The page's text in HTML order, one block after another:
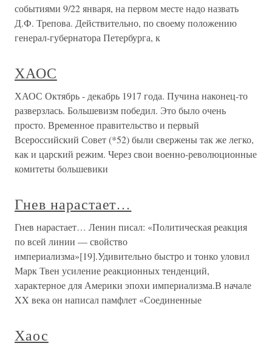
событиями 9/22 января, на первом месте надо назвать
Д.Ф. Трепова. Действительно, по своему положению
генерал-губернатора Петербурга, к
ХАОС
ХАОС Октябрь - декабрь 1917 года. Пучина наконец-то
разверзлась. Большевизм победил. Это было очень
просто. Временное правительство и первый
Всероссийский Совет (*52) были свержены так же легко,
как и царский режим. Через свои военно-революционные
комитеты большевики
Гнев нарастает…
Гнев нарастает… Ленин писал: «Политическая реакция
по всей линии — свойство
империализма»[19].Удивительно быстро и тонко уловил
Марк Твен усиление реакционных тенденций,
характерное для Америки эпохи империализма.В начале
XX века он написал памфлет «Соединенные
Хаос